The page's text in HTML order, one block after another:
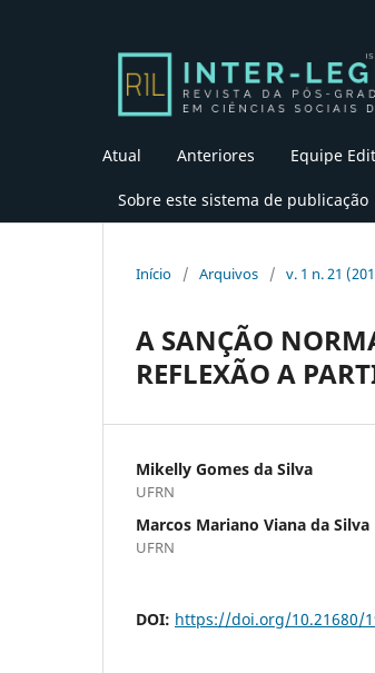
Atual Anteriores Equipe
Sobre este sistema de publicação
Início / Arquivos / v. 1 n. 21
A SANÇÃO
REFLEXÃO A
Mikelly Gomes da Silva
UFRN
Marcos Mariano Viana da Silva
UFRN
DOI: https://doi.org/10.21680/